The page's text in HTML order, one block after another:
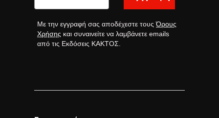
Με την εγγραφή σας αποδέχεστε τουςΌρους
Χρήσης και συναινείτε να λαμβάνετε emails
από τις Εκδόσεις ΚΑΚΤΟΣ.